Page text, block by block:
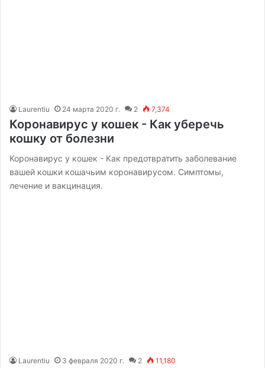
Laurentiu 24 марта 2020 г. 2 7,374
Коронавирус у кошек - Как уберечь
кошку от болезни
Коронавирус у кошек - Как предотвратить заболевание
вашей кошки кошачьим коронавирусом. Симптомы,
лечение и вакцинация.
Laurentiu 3 февраля 2020 г. 2 11,180